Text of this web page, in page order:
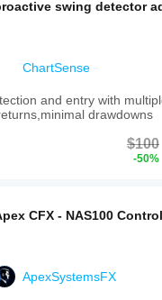
swing detector
ChartSense
and entry with
drawdowns
$100
-50%
CFX - NAS100 Control
ApexSystemsFX